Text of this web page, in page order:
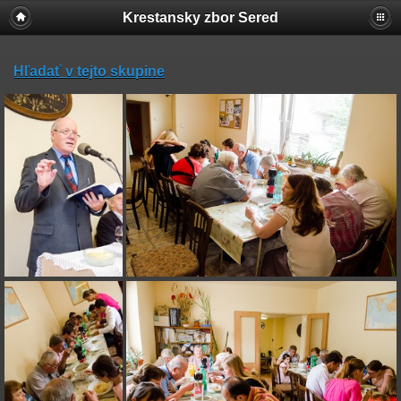
Krestansky zbor Sered
Hľadať v tejto skupine